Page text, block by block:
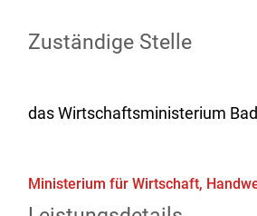
Zuständige Stelle
das Wirtschaftsministerium
Ministerium für Wirtschaft,